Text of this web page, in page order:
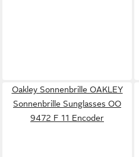
Oakley Sonnenbrille OAKLEY
Sonnenbrille Sunglasses OO
9472 F 11 Encoder